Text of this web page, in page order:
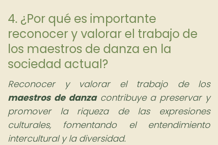
4. ¿Por qué es importante
reconocer y valorar el trabajo de
los maestros de danza en la
sociedad actual?
Reconocer y valorar el trabajo de los
maestros de danzacontribuye a preservar y
promover la riqueza de las expresiones
culturales, fomentando el entendimiento
intercultural y la diversidad.